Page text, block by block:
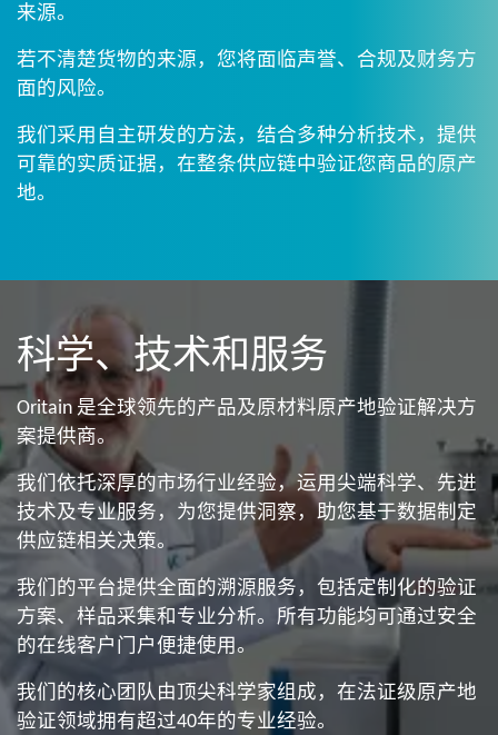
来源。
若不清楚货物的来源，您将面临声誉、合规及财务方
面的​风险。
我们采用自主研发的方法，结合多种分析技术，提供
可靠的实质证据，在整条供应链中验证您商品的原产
地。​
科学、技术和服务
Oritain 是全球领先的产品及原材料原产地验证解决方
案提供商。
我们依托深厚的市场行业经验​，运用尖端科学、先进
技术及专业服务，为您提供洞察，助您基于数据制定
供应链相关​决策。
我们的平台提供全面的溯源服务，包括定制化​的验证
方案、样品采集和专业分析。所有功能​均可通过安全
的在线客户门户便捷使用​。
我们的核心团队由顶尖科学家组成，在法证级​原产地
验证领域拥有超过40年的专业经验​。